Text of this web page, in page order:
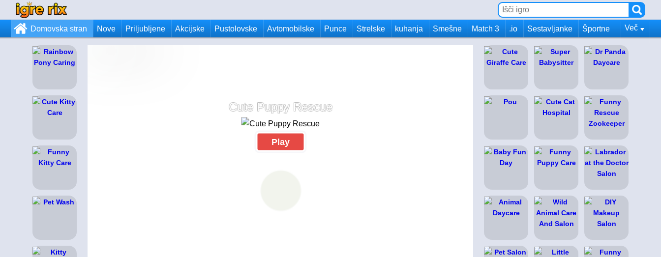
Domovska stran Nove Priljubljene Akcijske Pustolovske Avtomobilske Punce Strelske kuhanja Smešne Match 3 .io Sestavljanke Športne Več
Cute Puppy Rescue
Play